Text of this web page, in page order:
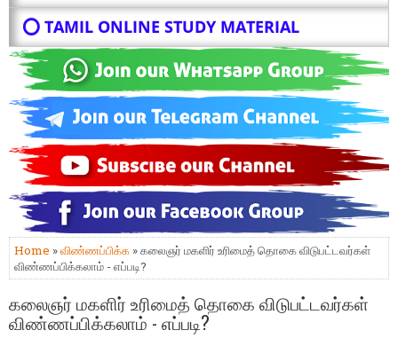
⭕ TAMIL ONLINE STUDY MATERIAL
Home »விண்ணப்பிக்க » கலைஞர் மகளிர் உரிமைத் தொகை விடுபட்டவர்கள்
விண்ணப்பிக்கலாம் - எப்படி?
கலைஞர் மகளிர் உரிமைத் தொகை விடுபட்டவர்கள்
விண்ணப்பிக்கலாம் - எப்படி?